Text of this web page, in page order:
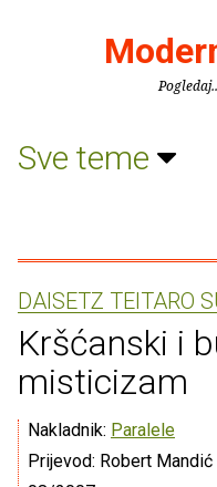
Sve teme
DAISETZ TEITARO
Kršćanski i
misticizam
Nakladnik: Paralele
Prijevod: Robert Mandić